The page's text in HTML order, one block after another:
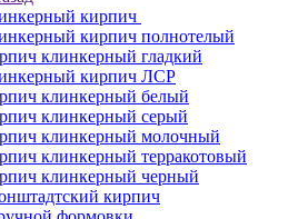
кирпич
кирпич полнотелый
клинкерный гладкий
кирпич ЛСР
клинкерный белый
клинкерный серый
клинкерный молочный
клинкерный терракотовый
клинкерный черный
кирпич